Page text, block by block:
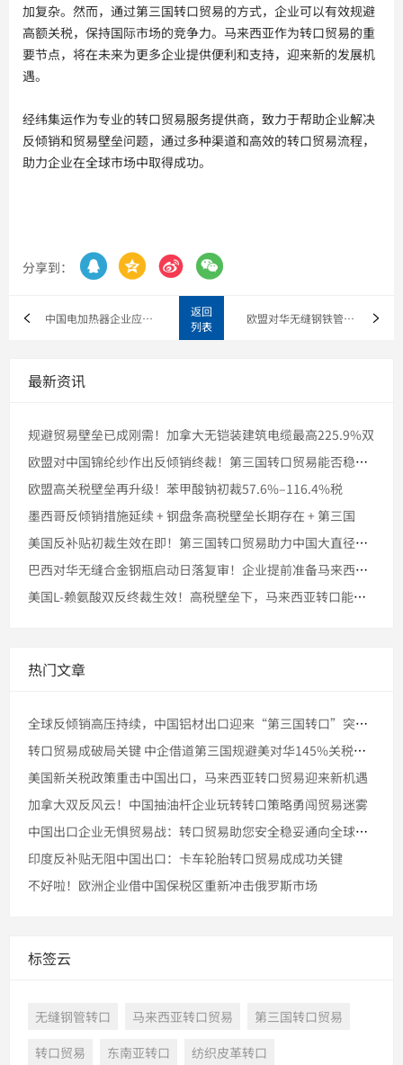
加复杂。然而，通过第三国转口贸易的方式，企业可以有效规避
高额关税，保持国际市场的竞争力。马来西亚作为转口贸易的重
要节点，将在未来为更多企业提供便利和支持，迎来新的发展机
遇。
经纬集运作为专业的转口贸易服务提供商，致力于帮助企业解决
反倾销和贸易壁垒问题，通过多种渠道和高效的转口贸易流程，
助力企业在全球市场中取得成功。
分享到：    
中国电加热器企业应对阿根廷反倾销税的转口贸易策略
返回
列表
欧盟对华无缝钢铁管发起反倾销调查，中国企业通过转口贸易应对
最新资讯
规避贸易壁垒已成刚需！加拿大无铠装建筑电缆最高225.9%双
欧盟对中国锦纶纱作出反倾销终裁！第三国转口贸易能否稳住市场份
欧盟高关税壁垒再升级！苯甲酸钠初裁57.6%–116.4%税
墨西哥反倾销措施延续 + 钢盘条高税壁垒长期存在 + 第三国
美国反补贴初裁生效在即！第三国转口贸易助力中国大直径石墨电极
巴西对华无缝合金钢瓶启动日落复审！企业提前准备马来西亚转口的
美国L-赖氨酸双反终裁生效！高税壁垒下，马来西亚转口能否稳住
热门文章
全球反倾销高压持续，中国铝材出口迎来“第三国转口”突破窗口
转口贸易成破局关键 中企借道第三国规避美对华145%关税壁垒
美国新关税政策重击中国出口，马来西亚转口贸易迎来新机遇
加拿大双反风云！中国抽油杆企业玩转转口策略勇闯贸易迷雾
中国出口企业无惧贸易战：转口贸易助您安全稳妥通向全球市场
印度反补贴无阻中国出口：卡车轮胎转口贸易成成功关键
不好啦！欧洲企业借中国保税区重新冲击俄罗斯市场
标签云
无缝钢管转口 马来西亚转口贸易
第三国转口贸易
转口贸易
东南亚转口 纺织皮革转口